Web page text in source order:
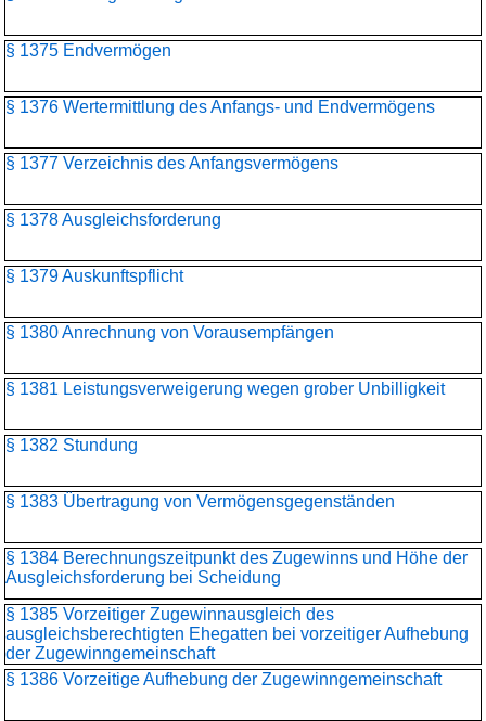
§ 1375 Endvermögen
§ 1376 Wertermittlung des Anfangs- und Endvermögens
§ 1377 Verzeichnis des Anfangsvermögens
§ 1378 Ausgleichsforderung
§ 1379 Auskunftspflicht
§ 1380 Anrechnung von Vorausempfängen
§ 1381 Leistungsverweigerung wegen grober Unbilligkeit
§ 1382 Stundung
§ 1383 Übertragung von Vermögensgegenständen
§ 1384 Berechnungszeitpunkt des Zugewinns und Höhe der
Ausgleichsforderung bei Scheidung
§ 1385 Vorzeitiger Zugewinnausgleich des
ausgleichsberechtigten Ehegatten bei vorzeitiger Aufhebung
der Zugewinngemeinschaft
§ 1386 Vorzeitige Aufhebung der Zugewinngemeinschaft